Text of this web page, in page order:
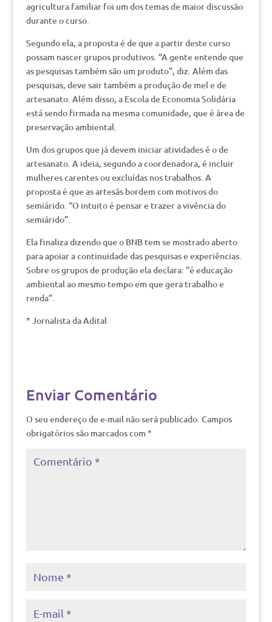
agricultura familiar foi um dos temas de maior discussão
durante o curso.
Segundo ela, a proposta é de que a partir deste curso
possam nascer grupos produtivos. “A gente entende que
as pesquisas também são um produto”, diz. Além das
pesquisas, deve sair também a produção de mel e de
artesanato. Além disso, a Escola de Economia Solidária
está sendo firmada na mesma comunidade, que é área de
preservação ambiental.
Um dos grupos que já devem iniciar atividades é o de
artesanato. A ideia, segundo a coordenadora, é incluir
mulheres carentes ou excluídas nos trabalhos. A
proposta é que as artesãs bordem com motivos do
semiárido. “O intuito é pensar e trazer a vivência do
semiárido”.
Ela finaliza dizendo que o BNB tem se mostrado aberto
para apoiar a continuidade das pesquisas e experiências.
Sobre os grupos de produção ela declara: “é educação
ambiental ao mesmo tempo em que gera trabalho e
renda”.
* Jornalista da Adital
Enviar Comentário
O seu endereço de e-mail não será publicado. Campos
obrigatórios são marcados com *